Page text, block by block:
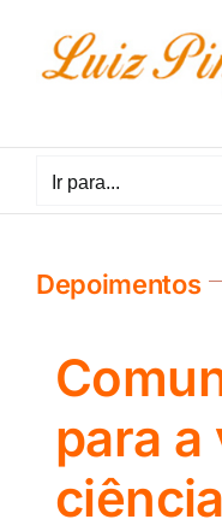
conteúdo
Ir para...
Depoimentos
para a
ciência